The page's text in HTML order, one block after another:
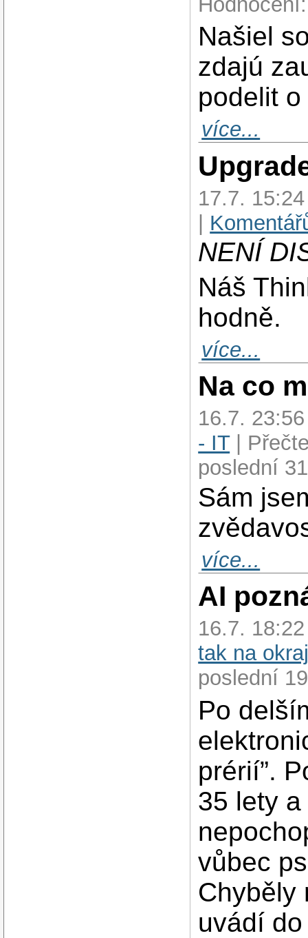
Našiel
zdajú
podelit o
více...
17.7.
NENÍ
Náš
hodně.
více...
Na co
16.7.
- IT|
poslední
Sám
více...
AI
16.7.
tak na
poslední
Po
prérií”.
35 lety
vůbec
Chyběly
uvádí